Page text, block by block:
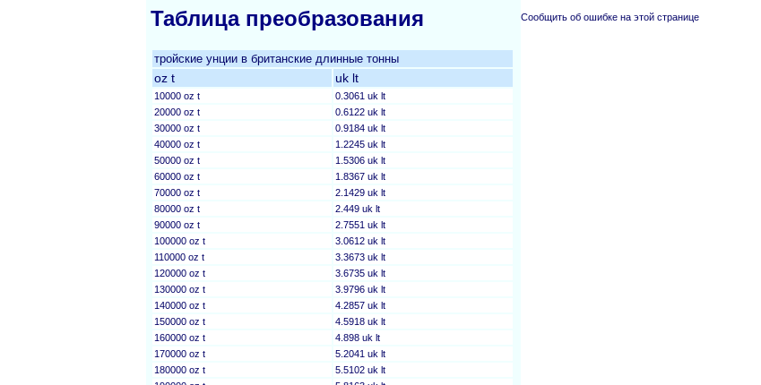
Таблица преобразования
тройские унции в британские длинные тонны
oz t uk lt
10000 oz t
0.3061 uk lt
20000 oz t
0.6122 uk lt
30000 oz t
0.9184 uk lt
40000 oz t
1.2245 uk lt
50000 oz t
1.5306 uk lt
60000 oz t
1.8367 uk lt
70000 oz t
2.1429 uk lt
80000 oz t
2.449 uk lt
90000 oz t
2.7551 uk lt
100000 oz t
3.0612 uk lt
110000 oz t
3.3673 uk lt
120000 oz t
3.6735 uk lt
130000 oz t
3.9796 uk lt
140000 oz t
4.2857 uk lt
150000 oz t
4.5918 uk lt
160000 oz t
4.898 uk lt
170000 oz t
5.2041 uk lt
180000 oz t
5.5102 uk lt
Сообщить об ошибке на этой странице